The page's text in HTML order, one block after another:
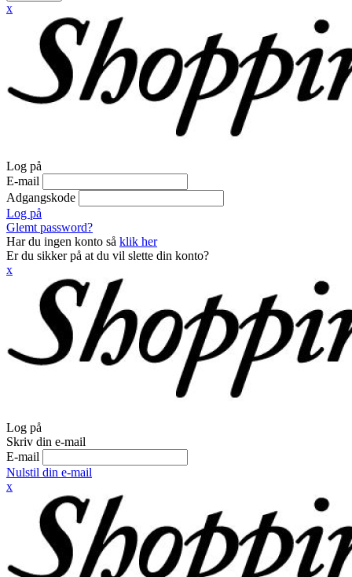
x
Log på
E-mail
Adgangskode
Log på
Glemt password?
Har du ingen konto så klik her
Er du sikker på at du vil slette din konto?
x
Log på
Skriv din e-mail
E-mail
Nulstil din e-mail
x